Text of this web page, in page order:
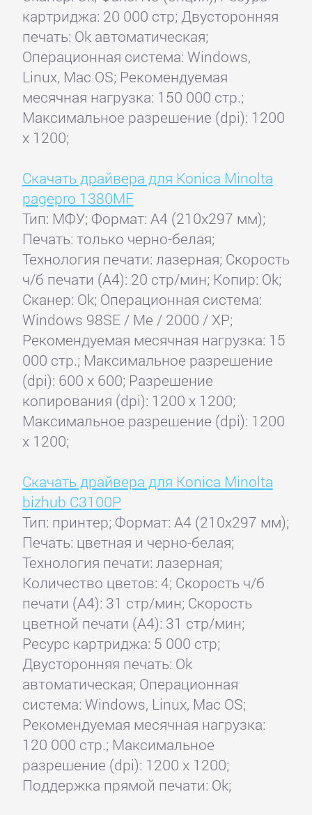
картриджа: 20 000 стр; Двусторонняя
печать: Ok автоматическая;
Операционная система: Windows,
Linux, Mac OS; Рекомендуемая
месячная нагрузка: 150 000 стр.;
Максимальное разрешение (dpi): 1200
x 1200;
Скачать драйвера для Konica Minolta
pagepro 1380MF
Тип: МФУ; Формат: A4 (210x297 мм);
Печать: только черно-белая;
Технология печати: лазерная; Скорость
ч/б печати (А4): 20 стр/мин; Копир: Ok;
Сканер: Ok; Операционная система:
Windows 98SE / Me / 2000 / XP;
Рекомендуемая месячная нагрузка: 15
000 стр.; Максимальное разрешение
(dpi): 600 x 600; Разрешение
копирования (dpi): 1200 x 1200;
Максимальное разрешение (dpi): 1200
x 1200;
Скачать драйвера для Konica Minolta
bizhub C3100P
Тип: принтер; Формат: A4 (210x297 мм);
Печать: цветная и черно-белая;
Технология печати: лазерная;
Количество цветов: 4; Скорость ч/б
печати (А4): 31 стр/мин; Скорость
цветной печати (А4): 31 стр/мин;
Ресурс картриджа: 5 000 стр;
Двусторонняя печать: Ok
автоматическая; Операционная
система: Windows, Linux, Mac OS;
Рекомендуемая месячная нагрузка:
120 000 стр.; Максимальное
разрешение (dpi): 1200 x 1200;
Поддержка прямой печати: Ok;